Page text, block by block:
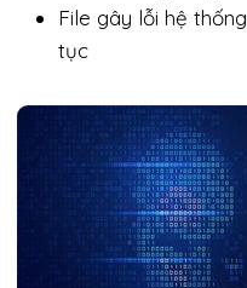
File gây lỗi hệ
tục